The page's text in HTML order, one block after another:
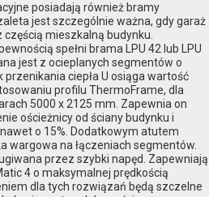
posiadają również bramy
jest szczególnie ważna, gdy garaż
mieszkalną budynku.
spełni brama LPU 42 lub LPU
jest z ocieplanych segmentów o
ciepła U osiąga wartość
profilu ThermoFrame, dla
5000 x 2125 mm. Zapewnia on
ościeżnicy od ściany budynku i
o 15%. Dodatkowym atutem
wargowa na łączeniach segmentów.
przez szybki napęd. Zapewniają
4 o maksymalnej prędkością
dla tych rozwiązań będą szczelne